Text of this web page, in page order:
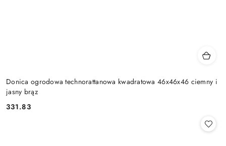
Donica ogrodowa technorattanowa kwadratowa 46x46x46 ciemny i
jasny brąz
Cena:
331.83